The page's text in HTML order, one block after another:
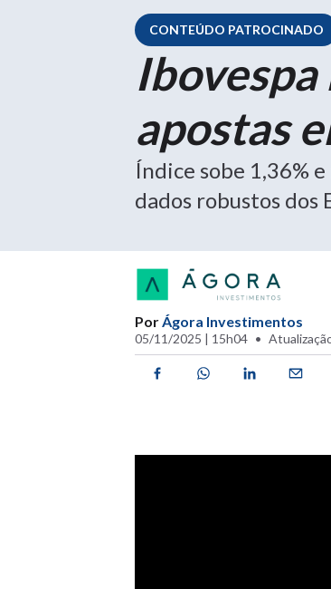
CONTEÚDO PATROCINADO
apostas
Índice sobe 1,36%
dados robustos dos
PorÁgora Investimentos
05/11/2025 | 15h04